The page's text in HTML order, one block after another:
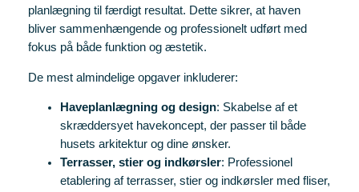
planlægning til færdigt resultat. Dette sikrer, at haven
bliver sammenhængende og professionelt udført med
fokus på både funktion og æstetik.
De mest almindelige opgaver inkluderer:
Haveplanlægning og design: Skabelse af et
skræddersyet havekoncept, der passer til både
husets arkitektur og dine ønsker.
Terrasser, stier og indkørsler: Professionel
etablering af terrasser, stier og indkørsler med fliser,